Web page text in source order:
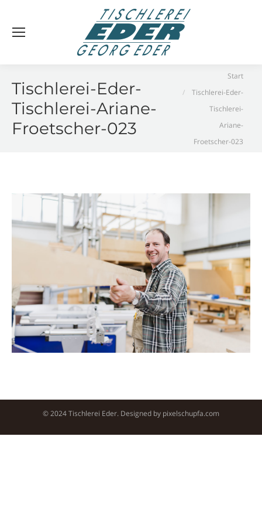
Tischlerei-Eder-
Tischlerei-Ariane-
Froetscher-023
Sie befinden sich hier:
Start
Tischlerei-Eder-
Tischlerei-
Ariane-
Froetscher-023
© 2024 Tischlerei Eder. Designed by pixelschupfa.com